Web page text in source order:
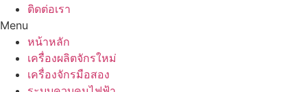
ติดต่อเรา
Menu
หน้าหลัก
เครื่องผลิตจักรใหม่
เครื่องจักรมือสอง